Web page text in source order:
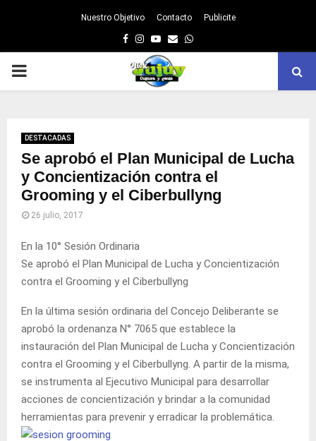
Nuestro Objetivo Contacto Publicite
Facebook
Instagram
Youtube
EmailWhatsapp
PRIMARY
DESTACADAS
Se aprobó el Plan Municipal de Lucha
y Concientización contra el
Grooming y el Ciberbullyng
26 julio, 2017
En la 10° Sesión Ordinaria
Se aprobó el Plan Municipal de Lucha y Concientización
contra el Grooming y el Ciberbullyng
En la última sesión ordinaria del Concejo Deliberante se
aprobó la ordenanza N° 7065 que establece la
instauración del Plan Municipal de Lucha y Concientización
contra el Grooming y el Ciberbullyng. A partir de la misma,
se instrumenta al Ejecutivo Municipal para desarrollar
acciones de concientización y brindar a la comunidad
herramientas para prevenir y erradicar la problemática.